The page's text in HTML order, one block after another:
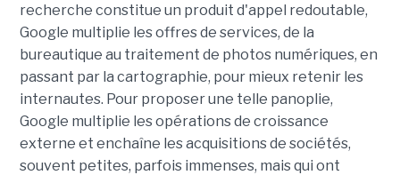
recherche constitue un produit d'appel redoutable,
Google multiplie les offres de services, de la
bureautique au traitement de photos numériques, en
passant par la cartographie, pour mieux retenir les
internautes. Pour proposer une telle panoplie,
Google multiplie les opérations de croissance
externe et enchaîne les acquisitions de sociétés,
souvent petites, parfois immenses, mais qui ont